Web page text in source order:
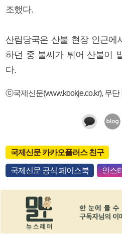
조했다.
산림당국은 산불 현장 인근에
하던 중 불씨가 튀어 산불이
다.
ⓒ국제신문(www.kookje.co.kr), 무단
국제신문 카카오플러스 친구
국제신문 공식 페이스북 인스